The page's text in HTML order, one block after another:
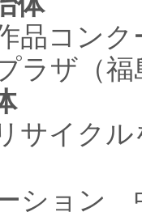
品コン
ラザ（福
サイク
ション